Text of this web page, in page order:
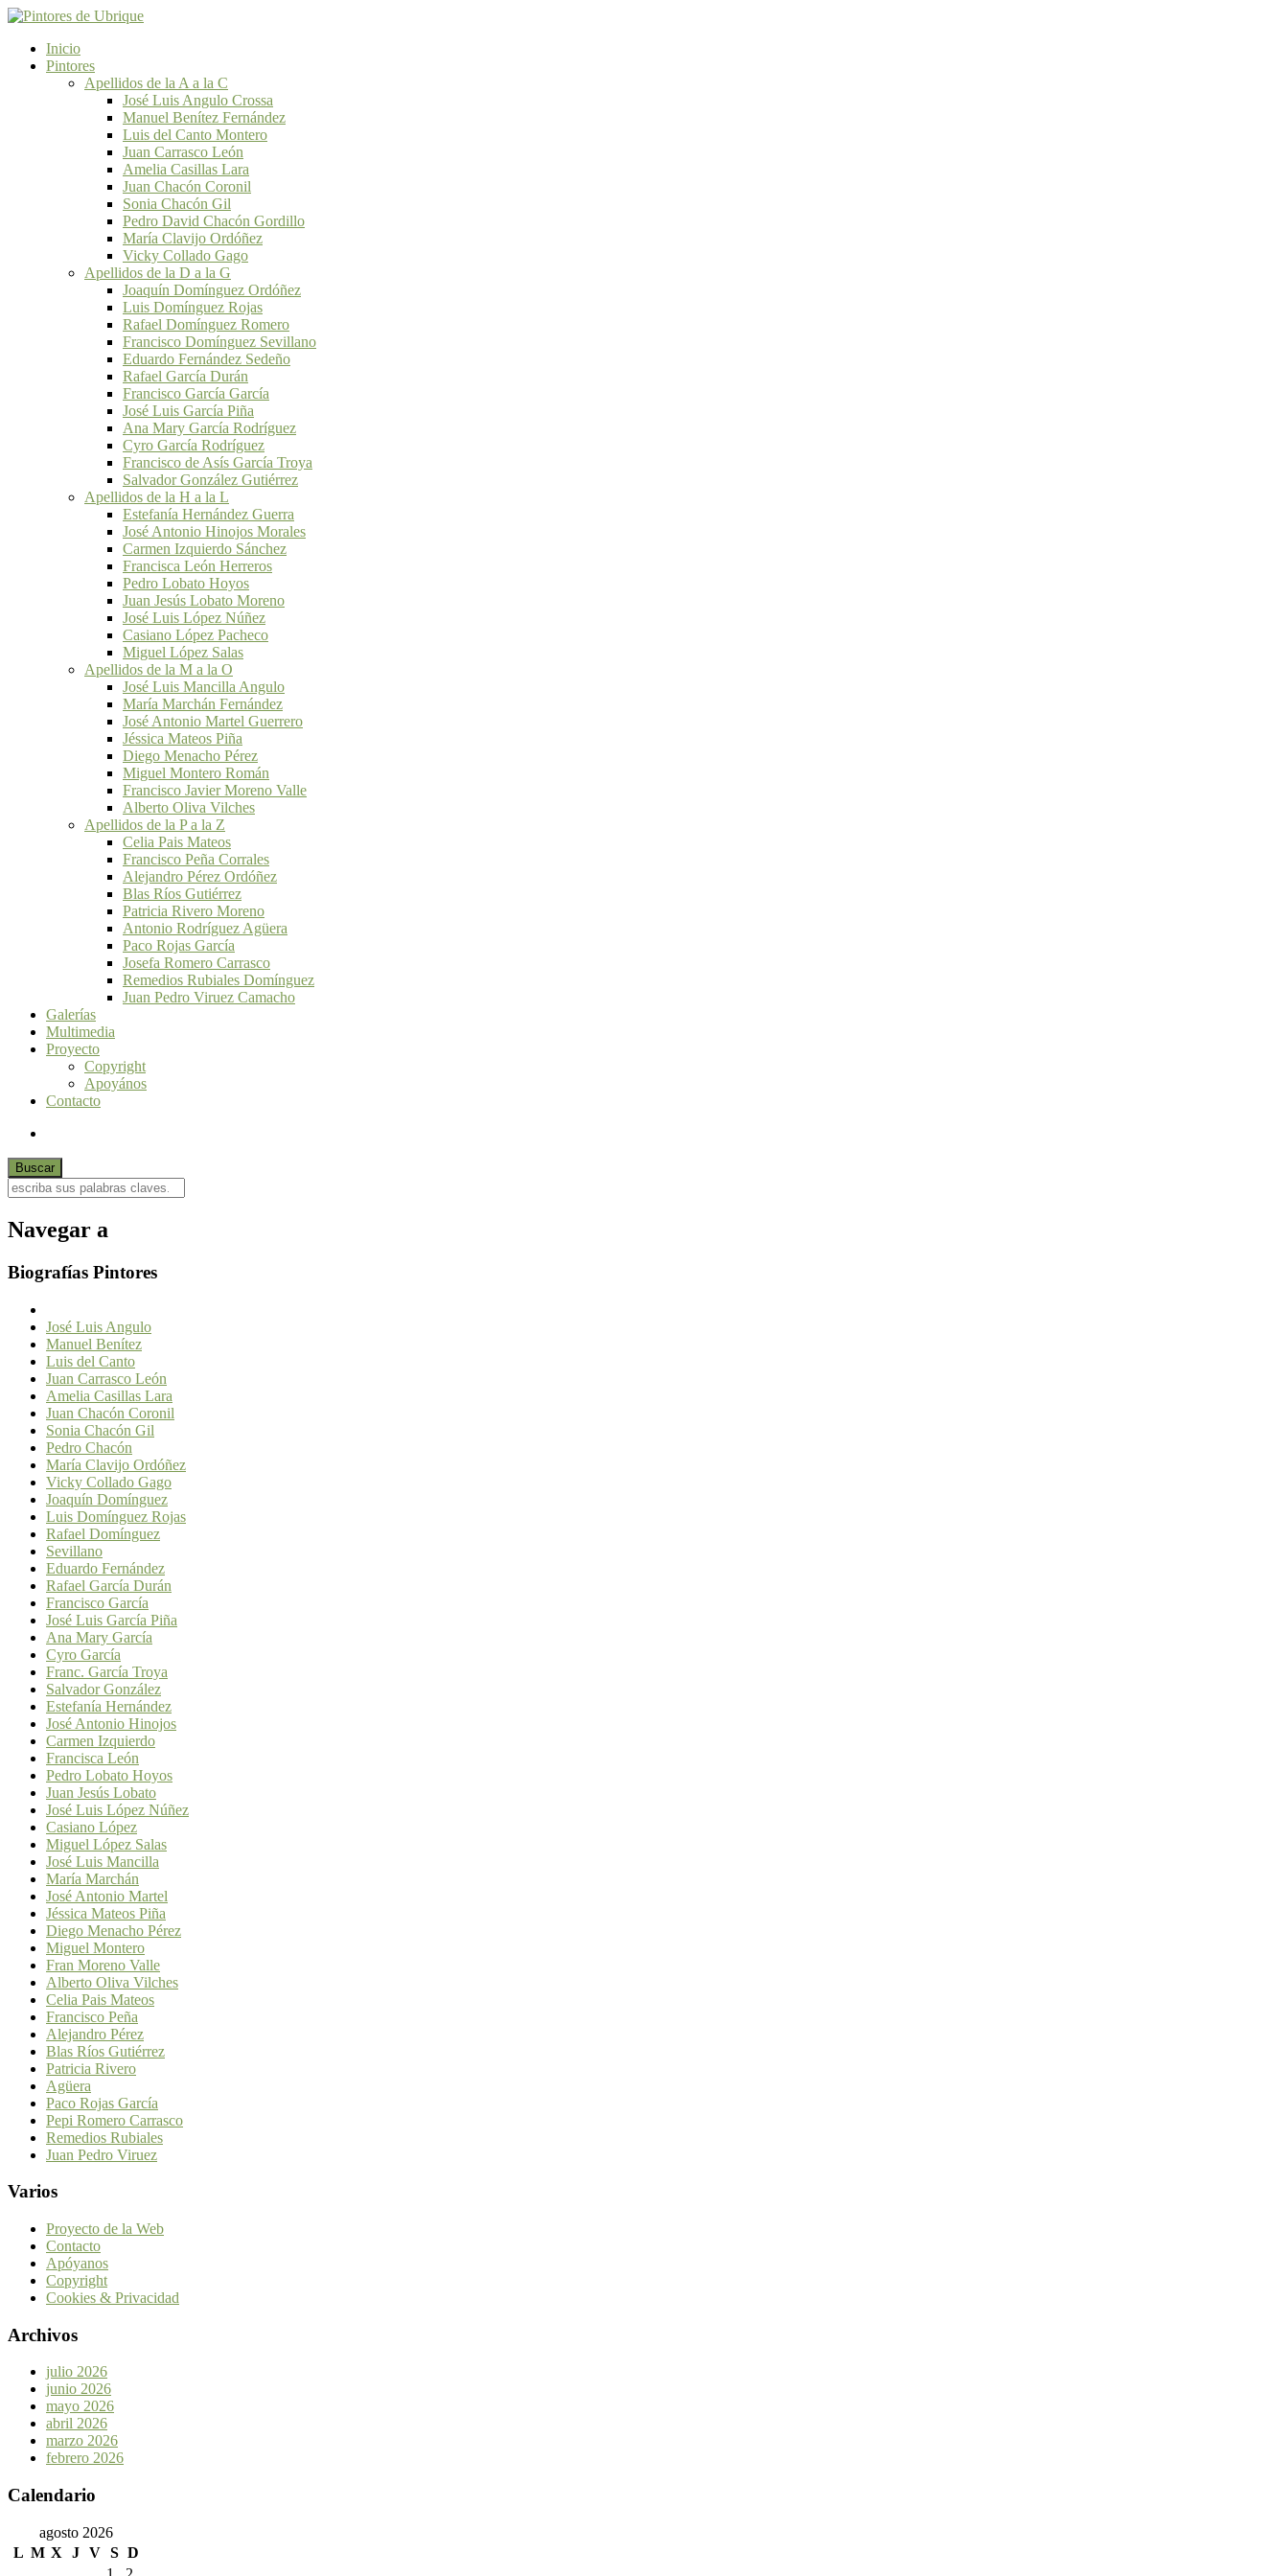
Inicio
Pintores
Apellidos de la A a la C
José Luis Angulo Crossa
Manuel Benítez Fernández
Luis del Canto Montero
Juan Carrasco León
Amelia Casillas Lara
Juan Chacón Coronil
Sonia Chacón Gil
Pedro David Chacón Gordillo
María Clavijo Ordóñez
Vicky Collado Gago
Apellidos de la D a la G
Joaquín Domínguez Ordóñez
Luis Domínguez Rojas
Rafael Domínguez Romero
Francisco Domínguez Sevillano
Eduardo Fernández Sedeño
Rafael García Durán
Francisco García García
José Luis García Piña
Ana Mary García Rodríguez
Cyro García Rodríguez
Francisco de Asís García Troya
Salvador González Gutiérrez
Apellidos de la H a la L
Estefanía Hernández Guerra
José Antonio Hinojos Morales
Carmen Izquierdo Sánchez
Francisca León Herreros
Pedro Lobato Hoyos
Juan Jesús Lobato Moreno
José Luis López Núñez
Casiano López Pacheco
Miguel López Salas
Apellidos de la M a la O
José Luis Mancilla Angulo
María Marchán Fernández
José Antonio Martel Guerrero
Jéssica Mateos Piña
Diego Menacho Pérez
Miguel Montero Román
Francisco Javier Moreno Valle
Alberto Oliva Vilches
Apellidos de la P a la Z
Celia Pais Mateos
Francisco Peña Corrales
Alejandro Pérez Ordóñez
Blas Ríos Gutiérrez
Patricia Rivero Moreno
Antonio Rodríguez Agüera
Paco Rojas García
Josefa Romero Carrasco
Remedios Rubiales Domínguez
Juan Pedro Viruez Camacho
Galerías
Multimedia
Proyecto
Copyright
Apoyános
Contacto
Navegar a
Biografías Pintores
José Luis Angulo
Manuel Benítez
Luis del Canto
Juan Carrasco León
Amelia Casillas Lara
Juan Chacón Coronil
Sonia Chacón Gil
Pedro Chacón
María Clavijo Ordóñez
Vicky Collado Gago
Joaquín Domínguez
Luis Domínguez Rojas
Rafael Domínguez
Sevillano
Eduardo Fernández
Rafael García Durán
Francisco García
José Luis García Piña
Ana Mary García
Cyro García
Franc. García Troya
Salvador González
Estefanía Hernández
José Antonio Hinojos
Carmen Izquierdo
Francisca León
Pedro Lobato Hoyos
Juan Jesús Lobato
José Luis López Núñez
Casiano López
Miguel López Salas
José Luis Mancilla
María Marchán
José Antonio Martel
Jéssica Mateos Piña
Diego Menacho Pérez
Miguel Montero
Fran Moreno Valle
Alberto Oliva Vilches
Celia Pais Mateos
Francisco Peña
Alejandro Pérez
Blas Ríos Gutiérrez
Patricia Rivero
Agüera
Paco Rojas García
Pepi Romero Carrasco
Remedios Rubiales
Juan Pedro Viruez
Varios
Proyecto de la Web
Contacto
Apóyanos
Copyright
Cookies & Privacidad
Archivos
julio 2026
junio 2026
mayo 2026
abril 2026
marzo 2026
febrero 2026
Calendario
agosto 2026
L M X J V S D